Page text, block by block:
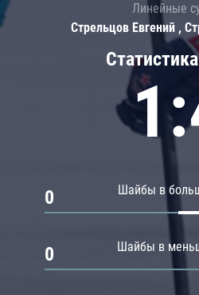
Шайбы в
0
Шайбы в
0
Линейные
Стрельцов Евгений ,